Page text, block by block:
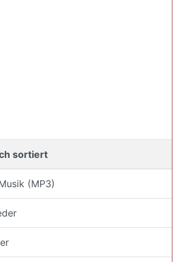
sortiert
(MP3)